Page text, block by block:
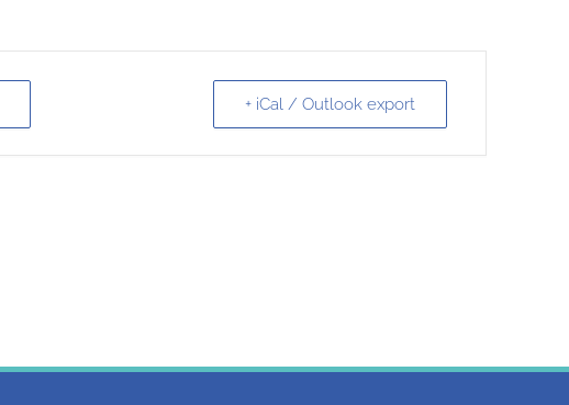
+ iCal / Outlook export